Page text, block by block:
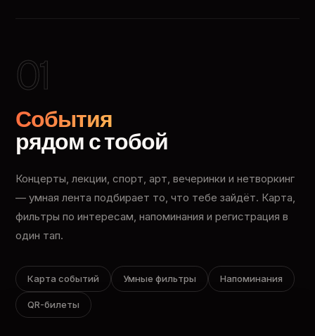
01
События
рядом с тобой
Концерты, лекции, спорт, арт, вечеринки и нетворкинг
— умная лента подбирает то, что тебе зайдёт. Карта,
фильтры по интересам, напоминания и регистрация в
один тап.
Карта событий Умные фильтры Напоминания
QR-билеты